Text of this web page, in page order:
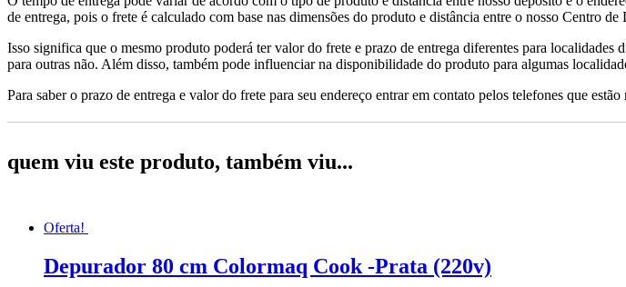
de entrega, pois o frete é calculado com base nas dimensões do produto e distância entre o nosso Centro
Isso significa que o mesmo produto poderá ter valor do frete e prazo de entrega diferentes para
para outras não. Além disso, também pode influenciar na disponibilidade do produto para algumas
Para saber o prazo de entrega e valor do frete para seu endereço entrar em contato pelos telefones que estão
quem viu este produto, também viu...
Oferta!
Depurador 80 cm Colormaq Cook -Prata (220v)